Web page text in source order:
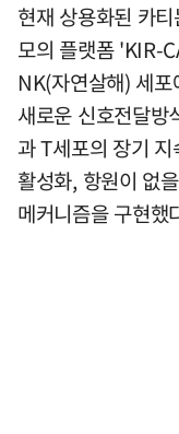
현재 상용화된 카
모의 플랫폼 'KIR-
NK(자연살해) 세
새로운 신호전달방
과 T세포의 장기
활성화, 항원이 없
메커니즘을 구현했